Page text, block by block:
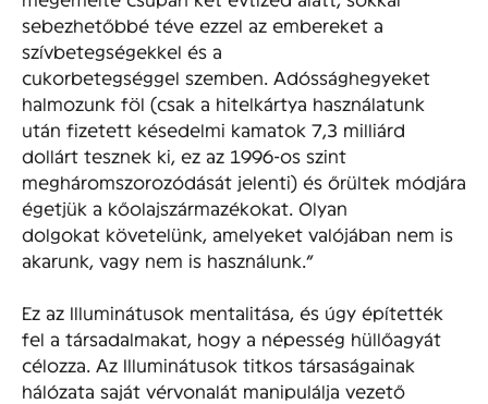
sebezhetőbbé téve ezzel az embereket a
szívbetegségekkel és a
cukorbetegséggel szemben. Adóssághegyeket
halmozunk föl (csak a hitelkártya használatunk
után fizetett késedelmi kamatok 7,3 milliárd
dollárt tesznek ki, ez az 1996-os szint
megháromszorozódását jelenti) és őrültek módjára
égetjük a kőolajszármazékokat. Olyan
dolgokat követelünk, amelyeket valójában nem is
akarunk, vagy nem is használunk.”
Ez az Illuminátusok mentalitása, és úgy építették
fel a társadalmakat, hogy a népesség hüllőagyát
célozza. Az Illuminátusok titkos társaságainak
hálózata saját vérvonalát manipulálja vezető